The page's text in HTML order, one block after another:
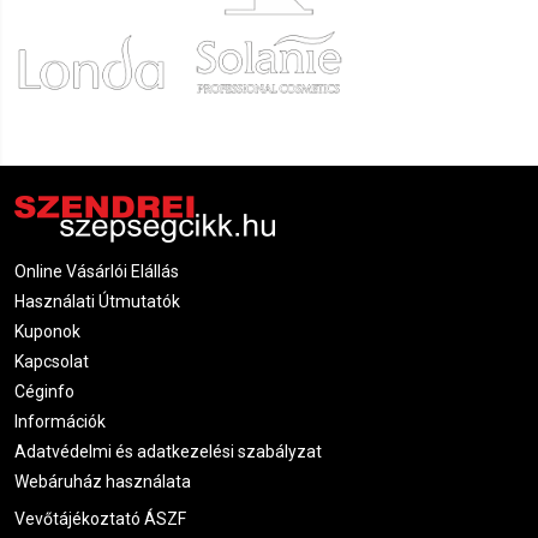
elérhetők. A jó minőségű acélpenge éles, tartós és a bőrt
sem irritálja – érdemes mindig készletet tartani belőlük a
szalonban.
Borotválkozás:A klasszikus barber borotválkozás
során meleg törölközős előkészítés, borotvahabozó
krém és egyenes vagy cserélhető pengéjű borotva
kombinációjával érhető el a legsimább eredmény.
Kontúrozás és nyakvonal kialakítása:
segítségével éles, precíz nyakvonal és halántékvonal
alakítható ki, amelyet
pontossággal megismételni.
Szakáll kontúrozás:A szakáll vonalainak élesítéséhez
– különösen a pofa, az állkapocs és a nyak vonalánál – a
szakállvágókmunkáját.
Online Vásárlói Elállás
Használati Útmutatók
Kuponok
Kapcsolat
Céginfo
Információk
Adatvédelmi és adatkezelési szabályzat
Webáruház használata
Vevőtájékoztató ÁSZF